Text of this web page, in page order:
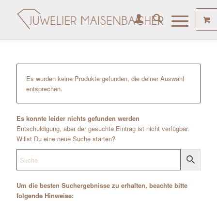
Es wurden keine Produkte gefunden, die deiner Auswahl
entsprechen.
Es konnte leider nichts gefunden werden
Entschuldigung, aber der gesuchte Eintrag ist nicht verfügbar.
Willst Du eine neue Suche starten?
Um die besten Suchergebnisse zu erhalten, beachte bitte
folgende Hinweise: